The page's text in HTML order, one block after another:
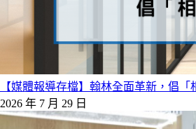
【媒體報導存檔】翰林全面革新，倡
2026 年 7 月 29 日